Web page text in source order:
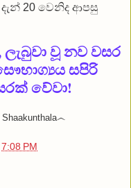
20 වෙනිද ආපසු
වූ නව වසර
සපිරි
වේවා!
7:08 PM